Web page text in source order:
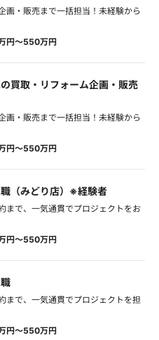
画・販売まで一括担当！未経験から
円～550万円
の買取・リフォーム企画・販売
画・販売まで一括担当！未経験から
円～550万円
職（みどり店）※経験者
まで、一気通貫でプロジェクトをお
円～550万円
まで、一気通貫でプロジェクトを担
円～550万円